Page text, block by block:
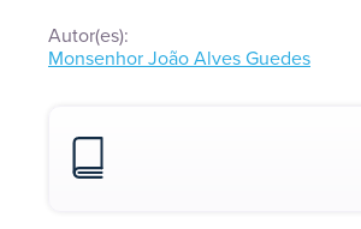
Autor(es):
Monsenhor João Alves Guedes